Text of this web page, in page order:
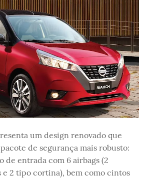
um design renovado que
de segurança mais robusto:
de entrada com 6 airbags (2
e 2 tipo cortina), bem como cintos